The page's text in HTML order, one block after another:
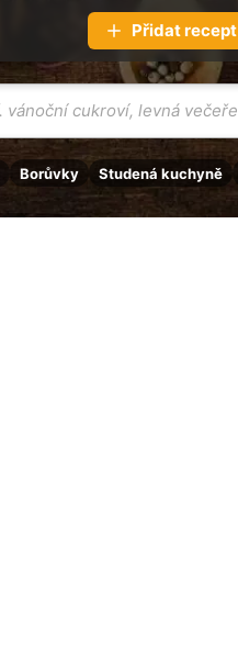
Borůvky Studená kuchyně
Přidat recept